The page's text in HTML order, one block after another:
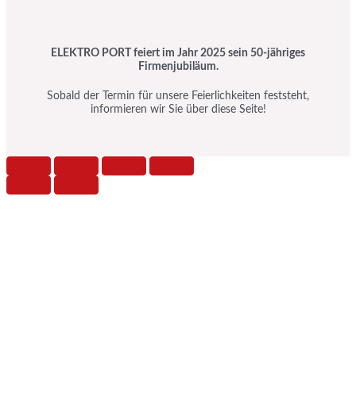
ELEKTRO PORT feiert im Jahr 2025 sein 50-jähriges
Firmenjubiläum.
Sobald der Termin für unsere Feierlichkeiten feststeht,
informieren wir Sie über diese Seite!